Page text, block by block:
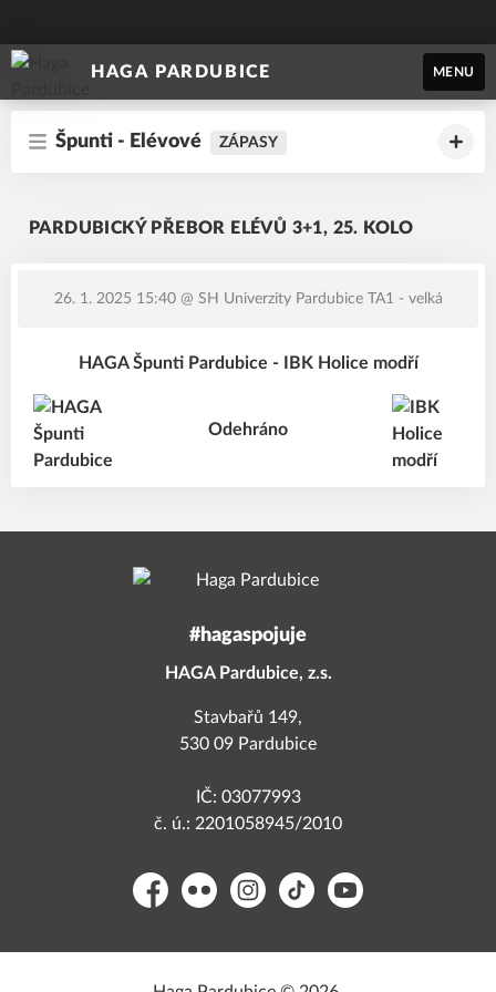
HAGA PARDUBICE MENU
Špunti - Elévové ZÁPASY
PARDUBICKÝ PŘEBOR ELÉVŮ 3+1, 25. KOLO
26. 1. 2025 15:40@ SH Univerzity Pardubice TA1 - velká
HAGA Špunti Pardubice - IBK Holice modří
Odehráno
#hagaspojuje
HAGA Pardubice, z.s.
Stavbařů 149,
530 09 Pardubice
IČ: 03077993
č. ú.: 2201058945/2010
FacebookFlickr Instagram
TikTok YouTube